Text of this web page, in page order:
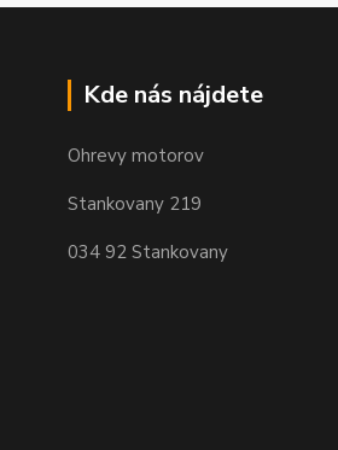
Kde nás nájdete
Ohrevy motorov
Stankovany 219
034 92 Stankovany